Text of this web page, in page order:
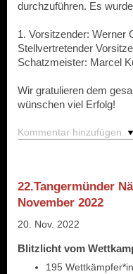
durchzuführen. Es
1. Vorsitzender: Werner
Stellvertretender
Schatzmeister: Marcel
Wir gratulieren dem
wünschen viel Erfolg!
Kommentar hinzufügen
22.Tangermünder
November 2022
20. Nov. 2022
Blitzlicht vom
195